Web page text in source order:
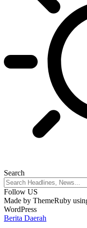
Search
Follow US
Made by ThemeRuby
WordPress
Berita Daerah